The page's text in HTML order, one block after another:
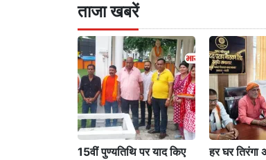
ताजा खबरें
15वीं पुण्यतिथि पर याद किए
हर घर तिरंगा